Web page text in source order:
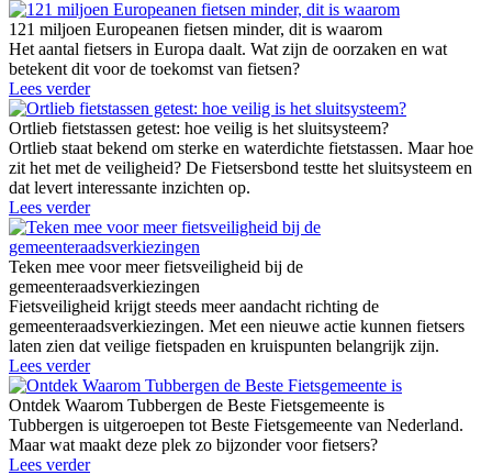
121 miljoen Europeanen fietsen minder, dit is waarom
Het aantal fietsers in Europa daalt. Wat zijn de oorzaken en wat
betekent dit voor de toekomst van fietsen?
Lees verder
Ortlieb fietstassen getest: hoe veilig is het sluitsysteem?
Ortlieb staat bekend om sterke en waterdichte fietstassen. Maar hoe
zit het met de veiligheid? De Fietsersbond testte het sluitsysteem en
dat levert interessante inzichten op.
Lees verder
Teken mee voor meer fietsveiligheid bij de
gemeenteraadsverkiezingen
Fietsveiligheid krijgt steeds meer aandacht richting de
gemeenteraadsverkiezingen. Met een nieuwe actie kunnen fietsers
laten zien dat veilige fietspaden en kruispunten belangrijk zijn.
Lees verder
Ontdek Waarom Tubbergen de Beste Fietsgemeente is
Tubbergen is uitgeroepen tot Beste Fietsgemeente van Nederland.
Maar wat maakt deze plek zo bijzonder voor fietsers?
Lees verder